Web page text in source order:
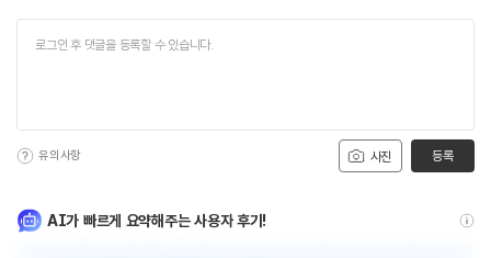
사진
유의사항 등록
AI가 빠르게 요약해주는 사용자 후기!